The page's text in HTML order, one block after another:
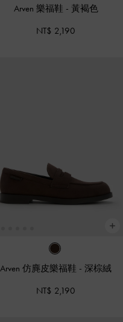
Arven 樂福鞋 - 黃褐色
NT$ 2,190
Arven 仿麂皮樂福鞋 -深棕絨
NT$ 2,190